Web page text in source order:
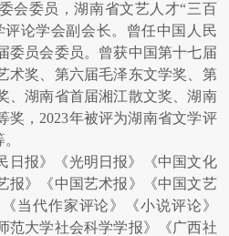
会委员，湖南省文艺人才“三百
论学会副会长。曾任中国人民
委员会委员。曾获中国第十七届
术奖、第六届毛泽东文学奖、第
、湖南省首届湘江散文奖、湖南
奖，2023年被评为湖南省文学评
日报》《光明日报》《中国文化
报》《中国艺术报》《中国文艺
当代作家评论》《小说评论》
范大学社会科学学报》《广西社